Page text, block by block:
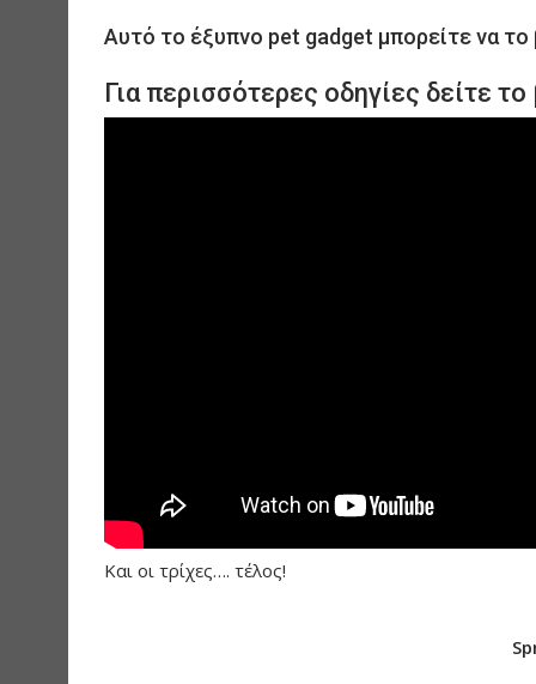
Αυτό το έξυπνο pet gadget μπορείτε να το
Για περισσότερες οδηγίες δείτε το
Και οι τρίχες…. τέλος!